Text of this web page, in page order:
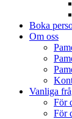
Boka
Om oss
Vanliga
För
För